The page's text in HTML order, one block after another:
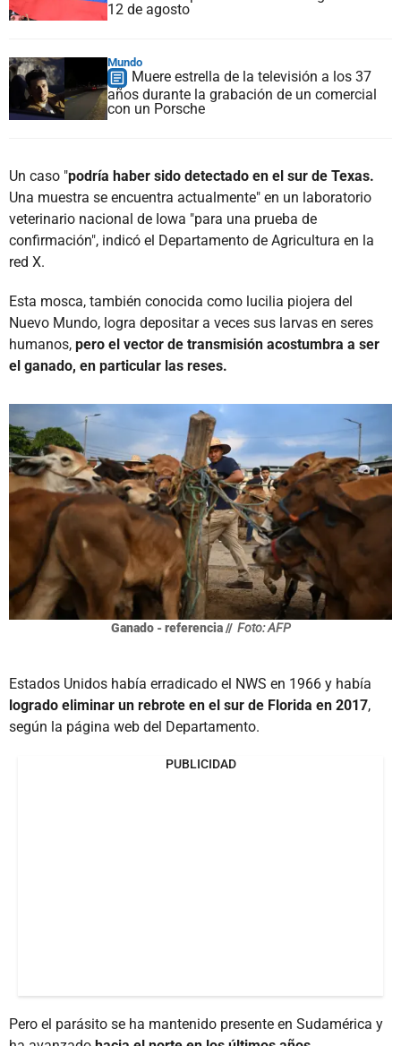
12 de agosto
Mundo
Muere estrella de la televisión a los 37
años durante la grabación de un comercial
con un Porsche
Un caso "podría haber sido detectado en el sur de Texas.
Una muestra se encuentra actualmente" en un laboratorio
veterinario nacional de Iowa "para una prueba de
confirmación", indicó el Departamento de Agricultura en la
red X.
Esta mosca, también conocida como lucilia piojera del
Nuevo Mundo, logra depositar a veces sus larvas en seres
humanos, pero el vector de transmisión acostumbra a ser
el ganado, en particular las reses.
Ganado - referencia // Foto: AFP
Estados Unidos había erradicado el NWS en 1966 y había
logrado eliminar un rebrote en el sur de Florida en 2017,
según la página web del Departamento.
PUBLICIDAD
Pero el parásito se ha mantenido presente en Sudamérica y